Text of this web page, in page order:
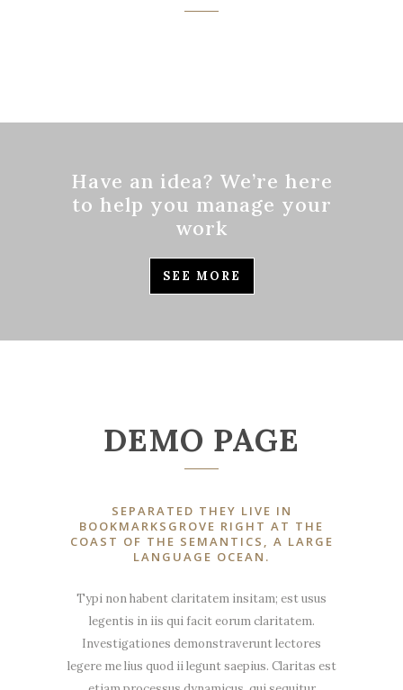
Have an idea? We’re here
to help you manage your
work
SEE MORE
DEMO PAGE
SEPARATED THEY LIVE IN
BOOKMARKSGROVE RIGHT AT THE
COAST OF THE SEMANTICS, A LARGE
LANGUAGE OCEAN.
Typi non habent claritatem insitam; est usus
legentis in iis qui facit eorum claritatem.
Investigationes demonstraverunt lectores
legere me lius quod ii legunt saepius. Claritas est